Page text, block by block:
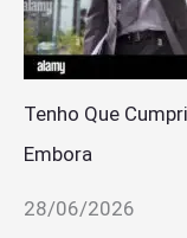
Tenho Que
Embora
28/06/2026